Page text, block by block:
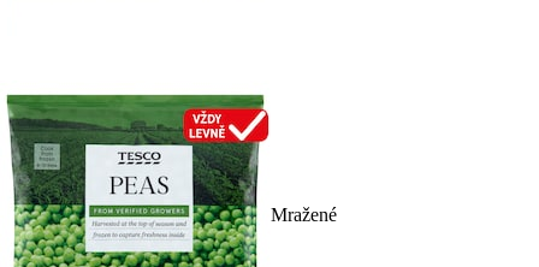
Mražené